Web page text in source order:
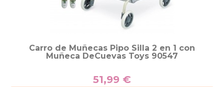
Carro de Muñecas Pipo Silla 2 en 1 con
Muñeca DeCuevas Toys 90547
51,99 €